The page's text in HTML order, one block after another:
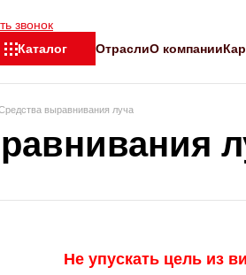
звонок
Каталог
ОтраслиО компании
выравнивания луча
Не упускать цель из